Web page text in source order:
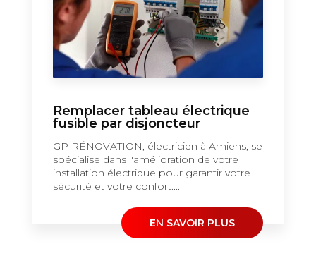
Remplacer tableau électrique
fusible par disjoncteur
GP RÉNOVATION, électricien à Amiens, se
spécialise dans l'amélioration de votre
installation électrique pour garantir votre
sécurité et votre confort....
EN SAVOIR PLUS